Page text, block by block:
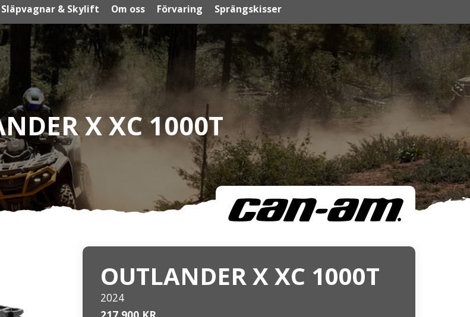
Släpvagnar & Skylift Om oss Förvaring Sprängskisser
X XC 1000T
OUTLANDER X XC 1000T
2024